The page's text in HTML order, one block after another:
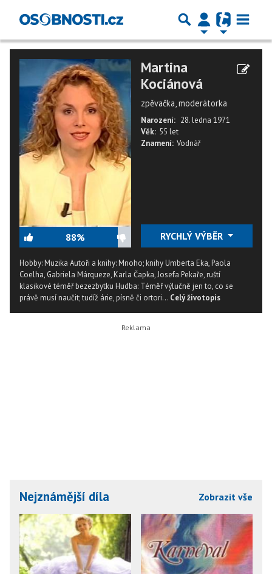
88%
Martina
Kociánová
zpěvačka, moderátorka
Narození: 28. ledna 1971
Věk: 55 let
Znamení: Vodnář
RYCHLÝ VÝBĚR
Hobby: Muzika Autoři a knihy: Mnoho; knihy Umberta Eka, Paola
Coelha, Gabriela Márqueze, Karla Čapka, Josefa Pekaře, ruští
klasikové téměř bezezbytku Hudba: Téměř výlučně jen to, co se
právě musí naučit; tudíž árie, písně či ortori... Celý životopis
Nejznámější díla Zobrazit vše